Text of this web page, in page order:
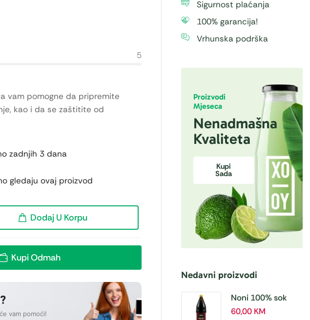
5
vam pomogne da pripremite
kao i da se zaštitite od
zadnjih 3 dana
gledaju ovaj proizvod
Dodaj U Korpu
Kupi Odmah
vam pomoći!
Sigurnost plaćanja
100% garancija!
Vrhunska podrška
Proizvodi
Mjeseca
Nenadmašna
Kvaliteta
Kupi
Sada
Nedavni proizvodi
Noni 100% sok
BIO, a 1L – Hanoju
60,00 KM